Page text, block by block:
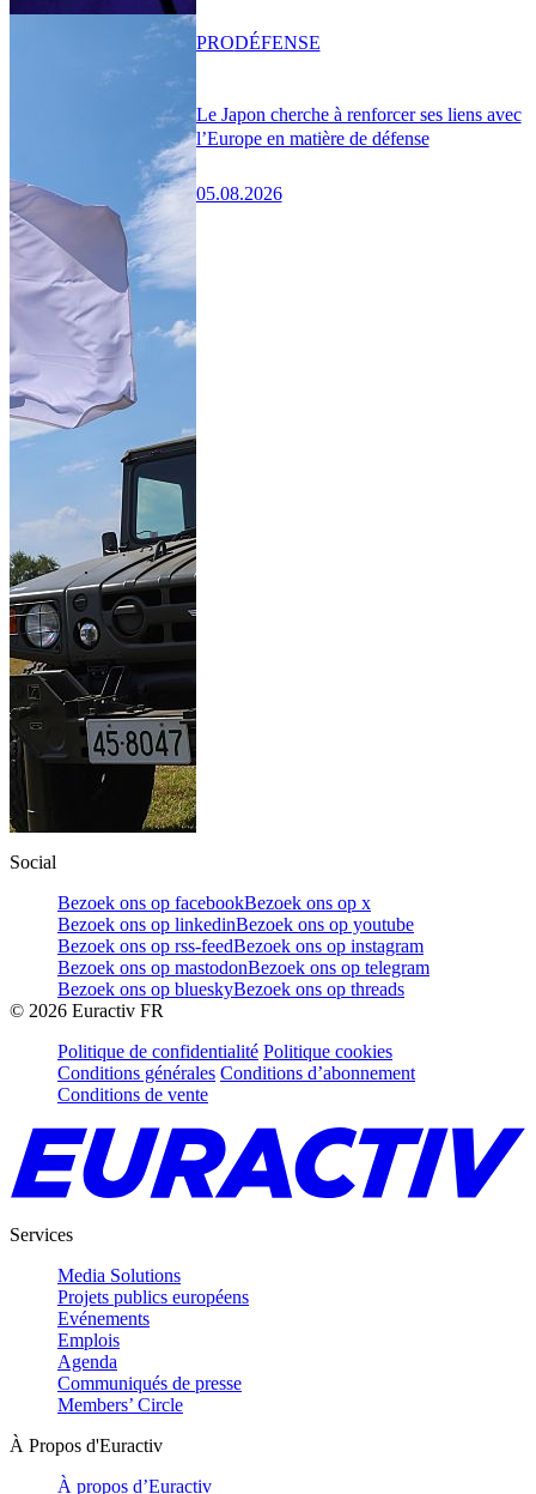
Le Japon cherche à renforcer ses liens avec
l’Europe en matière de défense
05.08.2026
PRODÉFENSE
Social
Bezoek ons op facebookBezoek ons op x
Bezoek ons op linkedinBezoek ons op youtube
Bezoek ons op rss-feedBezoek ons op instagram
Bezoek ons op mastodonBezoek ons op telegram
Bezoek ons op blueskyBezoek ons op threads
© 2026 Euractiv FR
Politique de confidentialité Politique cookies
Conditions générales Conditions d’abonnement
Conditions de vente
Services
Media Solutions
Projets publics européens
Evénements
Emplois
Agenda
Communiqués de presse
Members’ Circle
À Propos d'Euractiv
À propos d’Euractiv